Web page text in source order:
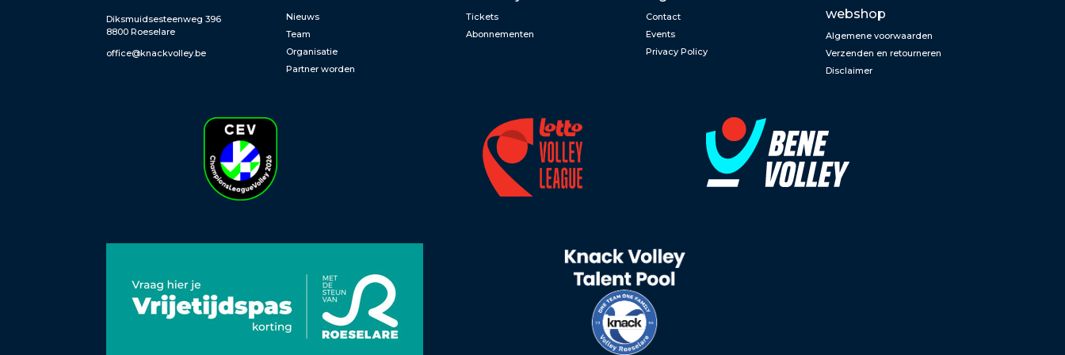
Diksmuidsesteenweg 396
8800 Roeselare
office@knackvolley.be
Nieuws
Team
Organisatie
Partner worden
Tickets
Abonnementen
Contact
Events
Privacy Policy
webshop
Algemene voorwaarden
Verzenden en retourneren
Disclaimer